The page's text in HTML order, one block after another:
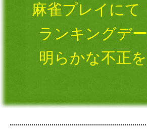
麻雀プレイにて
ランキングデ
明らかな不正